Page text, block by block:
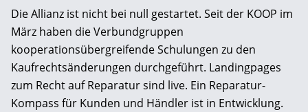
Die Allianz ist nicht bei null gestartet. Seit der KOOP im
März haben die Verbundgruppen
kooperationsübergreifende Schulungen zu den
Kaufrechtsänderungen durchgeführt. Landingpages
zum Recht auf Reparatur sind live. Ein Reparatur-
Kompass für Kunden und Händler ist in Entwicklung.